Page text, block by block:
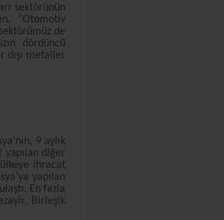
sektörünün
“Otomotiv
de
dördüncü
dışı metaller
9 aylık
yapılan diğer
ihracat
yapılan
En fazla
Birleşik